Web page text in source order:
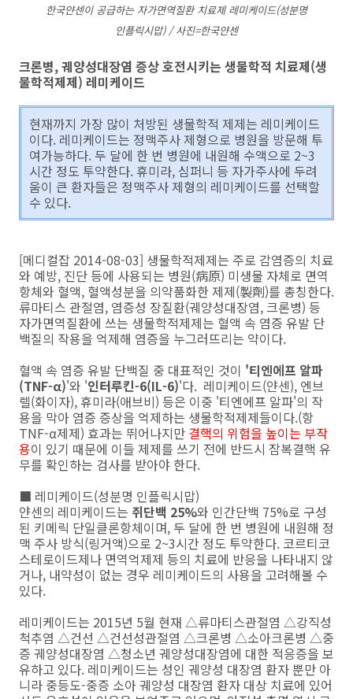
한국얀센이 공급하는 자가면역질환 치료제 레미케이드(성분명
인플릭시맙) / 사진=한국얀센
크론병, 궤양성대장염 증상 호전시키는 생물학적 치료제(생
물학적제제) 레미케이드
현재까지 가장 많이 처방된 생물학적 제제는 레미케이드
이다. 레미케이드는 정맥주사 제형으로 병원을 방문해 투
여가능하다. 두 달에 한 번 병원에 내원해 수액으로 2~3
시간 정도 투약한다. 휴미라, 심퍼니 등 자가주사에 두려
움이 큰 환자들은 정맥주사 제형의 레미케이드를 선택할
수 있다.
[메디컬잡 2014-08-03] 생물학적제제는 주로 감염증의 치료
와 예방, 진단 등에 사용되는 병원(病原) 미생물 자체로 면역
항체와 혈액, 혈액성분을 의약품화한 제제(製劑)를 총칭한다.
류마티스 관절염, 염증성 장질환(궤양성대장염, 크론병) 등
자가면역질환에 쓰는 생물학적제제는 혈액 속 염증 유발 단
백질의 작용을 억제해 염증을 누그러뜨리는 약이다.
혈액 속 염증 유발 단백질 중 대표적인 것이 '티엔에프 알파
(TNF-α)'와 '인터루킨-6(IL-6)'다. 레미케이드(얀센), 엔브
렐(화이자), 휴미라(애브비) 등은 이중 '티엔에프 알파'의 작
용을 막아 염증 증상을 억제하는 생물학적제제들이다.(항
TNF-α제제) 효과는 뛰어나지만 결핵의 위험을 높이는 부작
용이 있기 때문에 이들 제제를 쓰기 전에 반드시 잠복결핵 유
무를 확인하는 검사를 받아야 한다.
■ 레미케이드(성분명 인플릭시맙)
얀센의 레미케이드는 쥐단백 25%와 인간단백 75%로 구성
된 키메릭 단일클론항체이며, 두 달에 한 번 병원에 내원해 정
맥 주사 방식(링거액)으로 2~3시간 정도 투약한다. 코르티코
스테로이드제나 면역억제제 등의 치료에 반응을 나타내지 않
거나, 내약성이 없는 경우 레미케이드의 사용을 고려해볼 수
있다.
레미케이드는 2015년 5월 현재 △류마티스관절염 △강직성
척추염 △건선 △건선성관절염 △크론병 △소아크론병 △중
증 궤양성대장염 △청소년 궤양성대장염에 대한 적응증을 보
유하고 있다. 레미케이드는 성인 궤양성 대장염 환자 뿐만 아
니라 중등도-중증 소아 궤양성 대장염 환자 대상 치료에 있어